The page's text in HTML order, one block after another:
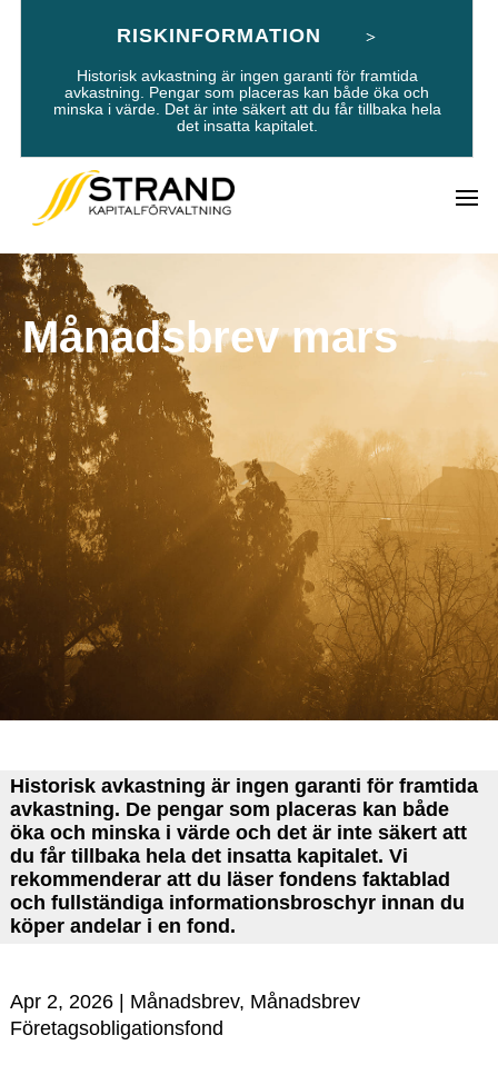
RISKINFORMATION
Historisk avkastning är ingen garanti för framtida
avkastning. Pengar som placeras kan både öka och
minska i värde. Det är inte säkert att du får tillbaka hela
det insatta kapitalet.
Månadsbrev mars
Historisk avkastning är ingen garanti för framtida
avkastning. De pengar som placeras kan både
öka och minska i värde och det är inte säkert att
du får tillbaka hela det insatta kapitalet. Vi
rekommenderar att du läser fondens faktablad
och fullständiga informationsbroschyr innan du
köper andelar i en fond.
Apr 2, 2026| Månadsbrev, Månadsbrev
Företagsobligationsfond